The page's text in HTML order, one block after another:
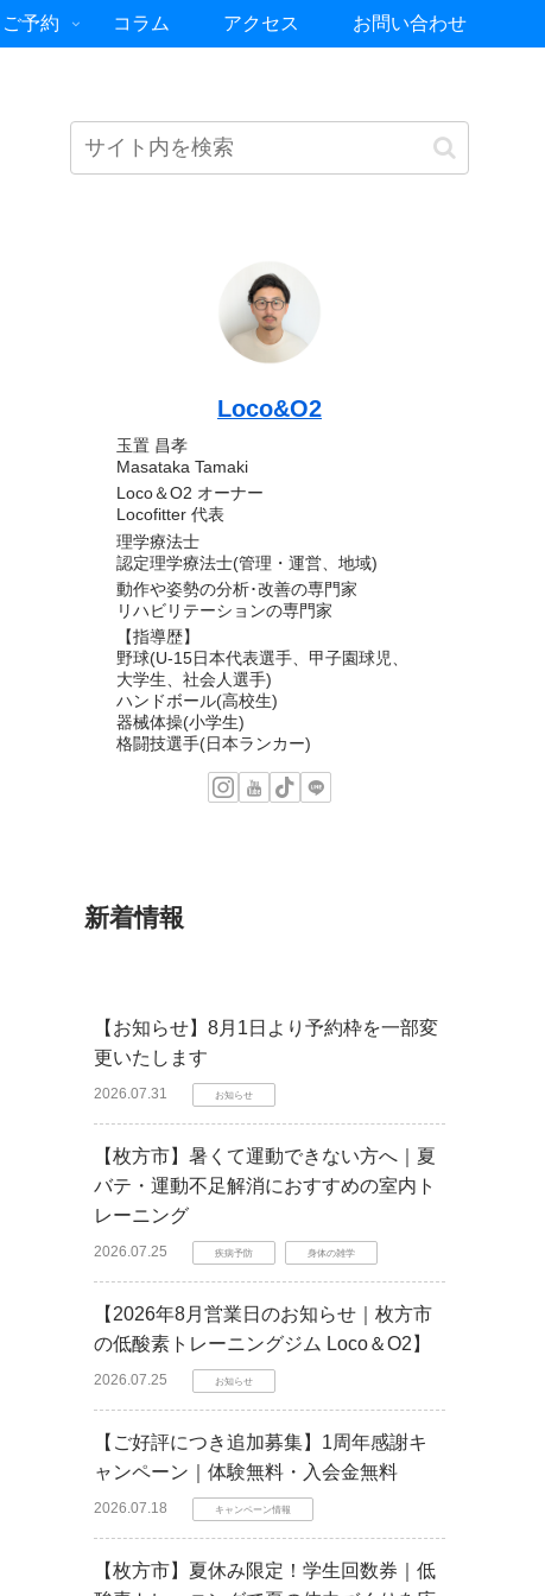
ご予約 コラム アクセス お問い合わせ
Loco&O2
玉置 昌孝
Masataka Tamaki
Loco＆O2 オーナー
Locofitter 代表
理学療法士
認定理学療法士(管理・運営、地域)
動作や姿勢の分析･改善の専門家
リハビリテーションの専門家
【指導歴】
野球(U-15日本代表選手、甲子園球児、
大学生、社会人選手)
ハンドボール(高校生)
器械体操(小学生)
格闘技選手(日本ランカー)
新着情報
【お知らせ】8月1日より予約枠を一部変
更いたします
2026.07.31 お知らせ
【枚方市】暑くて運動できない方へ｜夏
バテ・運動不足解消におすすめの室内ト
レーニング
2026.07.25 疾病予防 身体の雑学
【2026年8月営業日のお知らせ｜枚方市
の低酸素トレーニングジム Loco＆O2】
2026.07.25 お知らせ
【ご好評につき追加募集】1周年感謝キ
ャンペーン｜体験無料・入会金無料
2026.07.18 キャンペーン情報
【枚方市】夏休み限定！学生回数券｜低